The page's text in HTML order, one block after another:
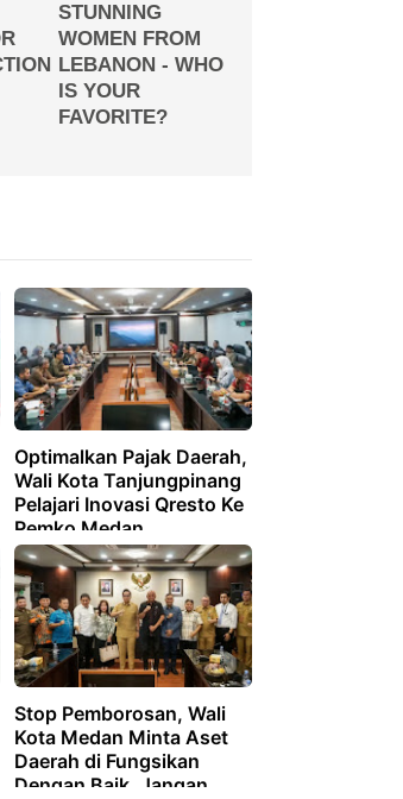
Optimalkan Pajak Daerah,
Wali Kota Tanjungpinang
Pelajari Inovasi Qresto Ke
Pemko Medan
Stop Pemborosan, Wali
Kota Medan Minta Aset
Daerah di Fungsikan
Dengan Baik, Jangan